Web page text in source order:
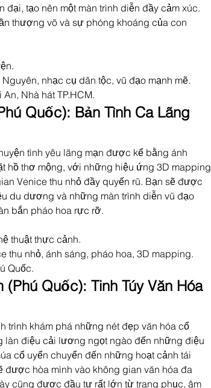
đại, tạo nên một màn trình diễn đầy cảm xúc.
thượng võ và sự phóng khoáng của con
Nguyên, nhạc cụ dân tộc, vũ đạo mạnh mẽ.
Nhà hát TP.HCM.
Quốc): Bản Tình Ca Lãng
tình yêu lãng mạn được kể bằng ánh
hồ thơ mộng, với những hiệu ứng 3D mapping
Venice thu nhỏ đầy quyến rũ. Bạn sẽ được
du dương và những màn trình diễn vũ đạo
bắn pháo hoa rực rỡ.
thuật thực cảnh.
thu nhỏ, ánh sáng, pháo hoa, 3D mapping.
Quốc.
(Phú Quốc): Tinh Túy Văn Hóa
trình khám phá những nét đẹp văn hóa cổ
làn điệu cải lương ngọt ngào đến những điệu
cổ uyển chuyển đến những hoạt cảnh tái
được hòa mình vào không gian văn hóa đa
cũng được đầu tư rất lớn từ trang phục, âm